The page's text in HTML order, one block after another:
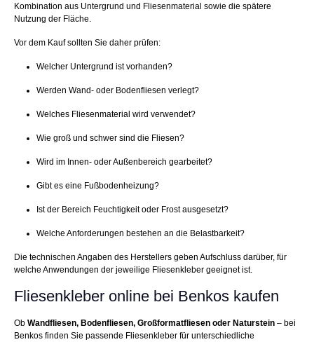
Kombination aus Untergrund und Fliesenmaterial sowie die spätere
Nutzung der Fläche.
Vor dem Kauf sollten Sie daher prüfen:
Welcher Untergrund ist vorhanden?
Werden Wand- oder Bodenfliesen verlegt?
Welches Fliesenmaterial wird verwendet?
Wie groß und schwer sind die Fliesen?
Wird im Innen- oder Außenbereich gearbeitet?
Gibt es eine Fußbodenheizung?
Ist der Bereich Feuchtigkeit oder Frost ausgesetzt?
Welche Anforderungen bestehen an die Belastbarkeit?
Die technischen Angaben des Herstellers geben Aufschluss darüber, für
welche Anwendungen der jeweilige Fliesenkleber geeignet ist.
Fliesenkleber online bei Benkos kaufen
Ob Wandfliesen, Bodenfliesen, Großformatfliesen oder Naturstein – bei
Benkos finden Sie passende Fliesenkleber für unterschiedliche